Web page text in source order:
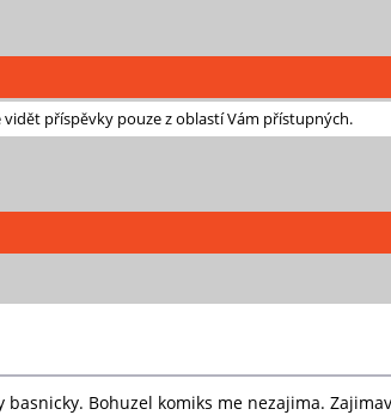
příspěvky pouze z oblastí Vám přístupných.
Bohuzel komiks me nezajima.